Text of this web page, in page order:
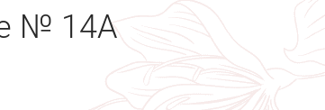
№ 14А